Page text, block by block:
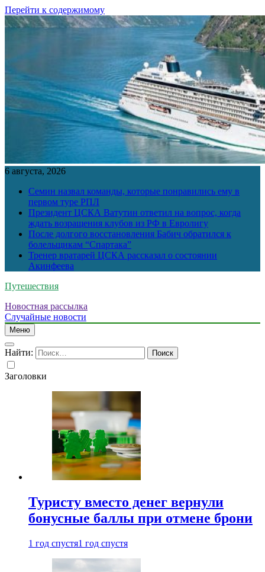
Перейти к содержимому
6 августа, 2026
Семин назвал команды, которые понравились ему в
первом туре РПЛ
Президент ЦСКА Ватутин ответил на вопрос, когда
ждать возращения клубов из РФ в Евролигу
После долгого восстановления Бабич обратился к
болельщикам “Спартака”
Тренер вратарей ЦСКА рассказал о состоянии
Акинфеева
Путешествия
Новостная рассылка
Случайные новости
Меню
Найти:
Заголовки
Туристу вместо денег вернули
бонусные баллы при отмене брони
1 год спустя1 год спустя